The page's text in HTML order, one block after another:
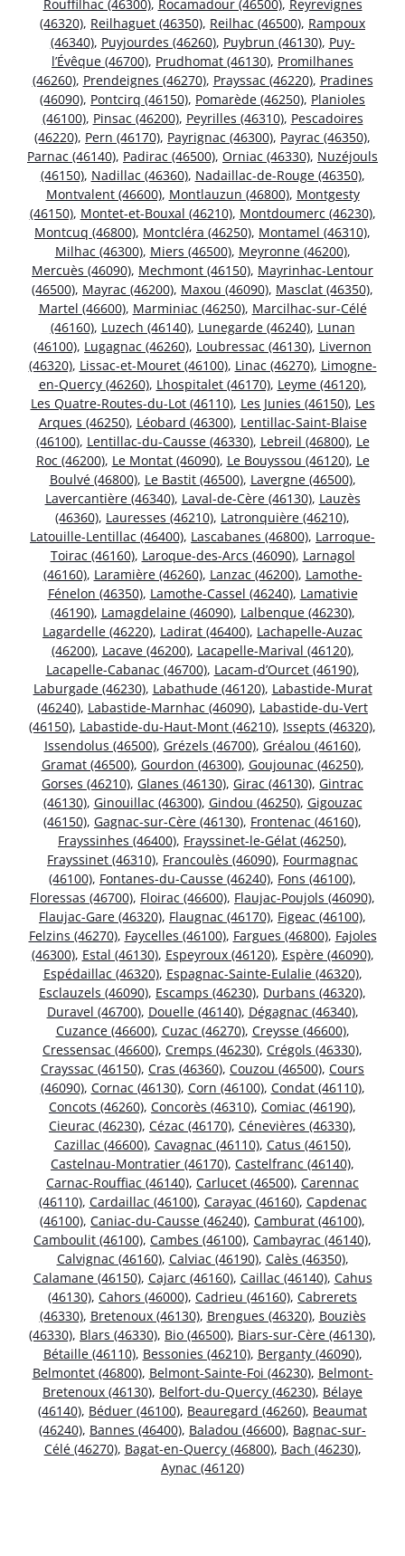
Rouffilhac (46300), Rocamadour (46500), Reyrevignes
(46320), Reilhaguet (46350), Reilhac (46500), Rampoux
(46340), Puyjourdes (46260), Puybrun (46130), Puy-
l’Évêque (46700), Prudhomat (46130), Promilhanes
(46260), Prendeignes (46270), Prayssac (46220), Pradines
(46090), Pontcirq (46150), Pomarède (46250), Planioles
(46100), Pinsac (46200), Peyrilles (46310), Pescadoires
(46220), Pern (46170), Payrignac (46300), Payrac (46350),
Parnac (46140), Padirac (46500), Orniac (46330), Nuzéjouls
(46150), Nadillac (46360), Nadaillac-de-Rouge (46350),
Montvalent (46600), Montlauzun (46800), Montgesty
(46150), Montet-et-Bouxal (46210), Montdoumerc (46230),
Montcuq (46800), Montcléra (46250), Montamel (46310),
Milhac (46300), Miers (46500), Meyronne (46200),
Mercuès (46090), Mechmont (46150), Mayrinhac-Lentour
(46500), Mayrac (46200), Maxou (46090), Masclat (46350),
Martel (46600), Marminiac (46250), Marcilhac-sur-Célé
(46160), Luzech (46140), Lunegarde (46240), Lunan
(46100), Lugagnac (46260), Loubressac (46130), Livernon
(46320), Lissac-et-Mouret (46100), Linac (46270), Limogne-
en-Quercy (46260), Lhospitalet (46170), Leyme (46120),
Les Quatre-Routes-du-Lot (46110), Les Junies (46150), Les
Arques (46250), Léobard (46300), Lentillac-Saint-Blaise
(46100), Lentillac-du-Causse (46330), Lebreil (46800), Le
Roc (46200), Le Montat (46090), Le Bouyssou (46120), Le
Boulvé (46800), Le Bastit (46500), Lavergne (46500),
Lavercantière (46340), Laval-de-Cère (46130), Lauzès
(46360), Lauresses (46210), Latronquière (46210),
Latouille-Lentillac (46400), Lascabanes (46800), Larroque-
Toirac (46160), Laroque-des-Arcs (46090), Larnagol
(46160), Laramière (46260), Lanzac (46200), Lamothe-
Fénelon (46350), Lamothe-Cassel (46240), Lamativie
(46190), Lamagdelaine (46090), Lalbenque (46230),
Lagardelle (46220), Ladirat (46400), Lachapelle-Auzac
(46200), Lacave (46200), Lacapelle-Marival (46120),
Lacapelle-Cabanac (46700), Lacam-d’Ourcet (46190),
Laburgade (46230), Labathude (46120), Labastide-Murat
(46240), Labastide-Marnhac (46090), Labastide-du-Vert
(46150), Labastide-du-Haut-Mont (46210), Issepts (46320),
Issendolus (46500), Grézels (46700), Gréalou (46160),
Gramat (46500), Gourdon (46300), Goujounac (46250),
Gorses (46210), Glanes (46130), Girac (46130), Gintrac
(46130), Ginouillac (46300), Gindou (46250), Gigouzac
(46150), Gagnac-sur-Cère (46130), Frontenac (46160),
Frayssinhes (46400), Frayssinet-le-Gélat (46250),
Frayssinet (46310), Francoulès (46090), Fourmagnac
(46100), Fontanes-du-Causse (46240), Fons (46100),
Floressas (46700), Floirac (46600), Flaujac-Poujols (46090),
Flaujac-Gare (46320), Flaugnac (46170), Figeac (46100),
Felzins (46270), Faycelles (46100), Fargues (46800), Fajoles
(46300), Estal (46130), Espeyroux (46120), Espère (46090),
Espédaillac (46320), Espagnac-Sainte-Eulalie (46320),
Esclauzels (46090), Escamps (46230), Durbans (46320),
Duravel (46700), Douelle (46140), Dégagnac (46340),
Cuzance (46600), Cuzac (46270), Creysse (46600),
Cressensac (46600), Cremps (46230), Crégols (46330),
Crayssac (46150), Cras (46360), Couzou (46500), Cours
(46090), Cornac (46130), Corn (46100), Condat (46110),
Concots (46260), Concorès (46310), Comiac (46190),
Cieurac (46230), Cézac (46170), Cénevières (46330),
Cazillac (46600), Cavagnac (46110), Catus (46150),
Castelnau-Montratier (46170), Castelfranc (46140),
Carnac-Rouffiac (46140), Carlucet (46500), Carennac
(46110), Cardaillac (46100), Carayac (46160), Capdenac
(46100), Caniac-du-Causse (46240), Camburat (46100),
Camboulit (46100), Cambes (46100), Cambayrac (46140),
Calvignac (46160), Calviac (46190), Calès (46350),
Calamane (46150), Cajarc (46160), Caillac (46140), Cahus
(46130), Cahors (46000), Cadrieu (46160), Cabrerets
(46330), Bretenoux (46130), Brengues (46320), Bouziès
(46330), Blars (46330), Bio (46500), Biars-sur-Cère (46130),
Bétaille (46110), Bessonies (46210), Berganty (46090),
Belmontet (46800), Belmont-Sainte-Foi (46230), Belmont-
Bretenoux (46130), Belfort-du-Quercy (46230), Bélaye
(46140), Béduer (46100), Beauregard (46260), Beaumat
(46240), Bannes (46400), Baladou (46600), Bagnac-sur-
Célé (46270), Bagat-en-Quercy (46800), Bach (46230),
Aynac (46120)